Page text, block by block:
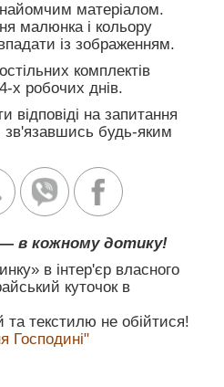
матеріалом.
малюнка і кольору
із зображенням.
комплектів
х робочих днів.
відповіді на запитання
будь-яким
в кожному дотику!
в інтер'єр власного
куточок в
та текстилю не обійтися!
Господині"